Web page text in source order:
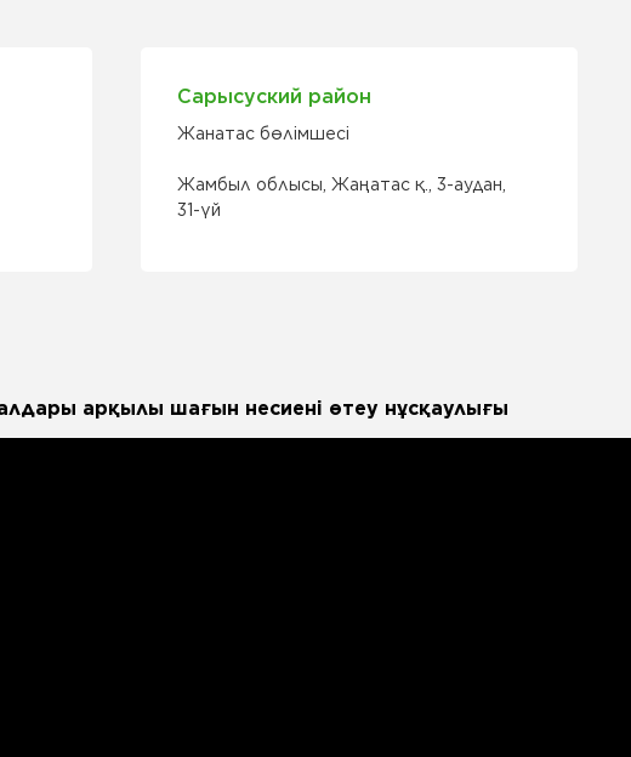
Сарысуский район
Жанатас бөлімшесі
Жамбыл облысы, Жаңатас қ., 3-аудан,
31-үй
арқылы шағын несиені өтеу нұсқаулығы